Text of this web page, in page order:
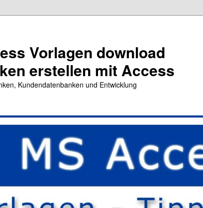
Vorlagen download
erstellen mit Access
Kundendatenbanken und Entwicklung